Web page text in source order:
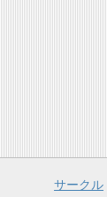
サークル